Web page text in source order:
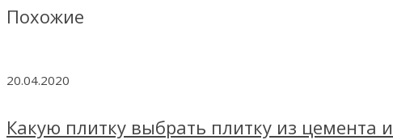
Похожие
20.04.2020
Какую плитку выбрать плитку из цемента